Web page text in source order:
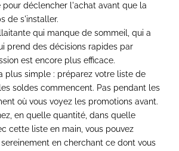
pour déclencher l'achat avant que la
de s'installer.
qui manque de sommeil, qui a
prend des décisions rapides par
est encore plus efficace.
plus simple : préparez votre liste de
soldes commencent. Pas pendant les
où vous voyez les promotions avant.
en quelle quantité, dans quelle
cette liste en main, vous pouvez
en cherchant ce dont vous